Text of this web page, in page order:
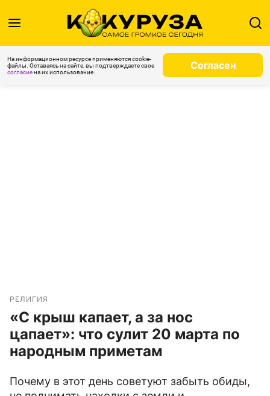
На информационном ресурсе применяются cookie-
файлы. Оставаясь на сайте, вы подтверждаете свое
согласиена их использование.
Согласен
РЕЛИГИЯ
«С крыш капает, а за нос
цапает»: что сулит 20 марта по
народным приметам
Почему в этот день советуют забыть обиды,